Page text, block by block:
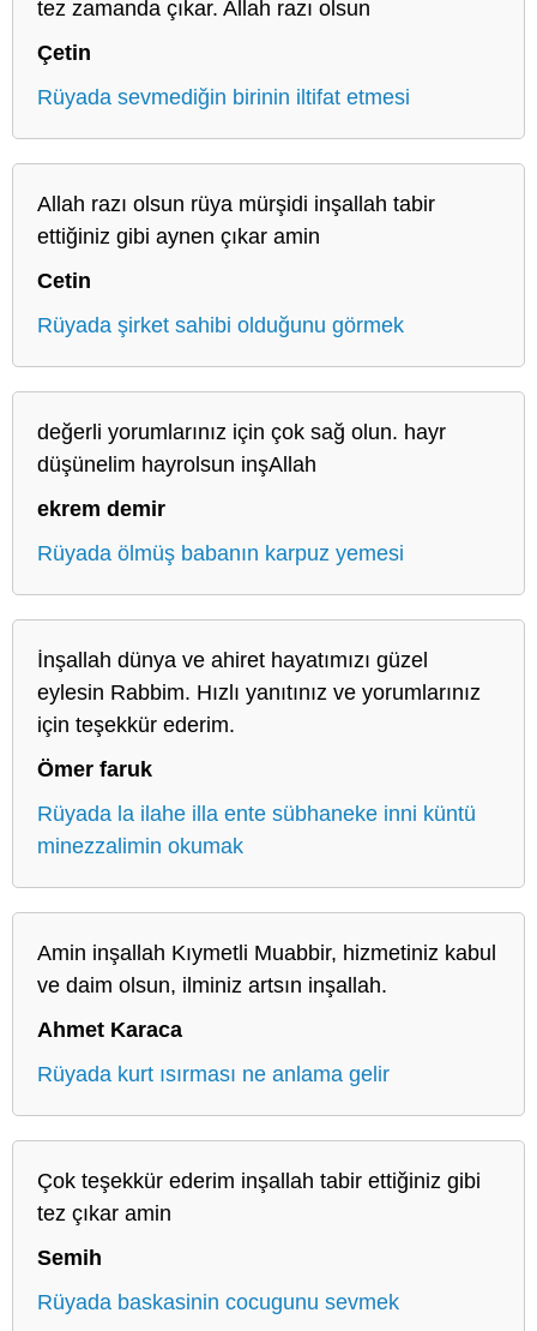
tez zamanda çıkar. Allah razı olsun
Çetin
Rüyada sevmediğin birinin iltifat etmesi
Allah razı olsun rüya mürşidi inşallah tabir
ettiğiniz gibi aynen çıkar amin
Cetin
Rüyada şirket sahibi olduğunu görmek
değerli yorumlarınız için çok sağ olun. hayr
düşünelim hayrolsun inşAllah
ekrem demir
Rüyada ölmüş babanın karpuz yemesi
İnşallah dünya ve ahiret hayatımızı güzel
eylesin Rabbim. Hızlı yanıtınız ve yorumlarınız
için teşekkür ederim.
Ömer faruk
Rüyada la ilahe illa ente sübhaneke inni küntü
minezzalimin okumak
Amin inşallah Kıymetli Muabbir, hizmetiniz kabul
ve daim olsun, ilminiz artsın inşallah.
Ahmet Karaca
Rüyada kurt ısırması ne anlama gelir
Çok teşekkür ederim inşallah tabir ettiğiniz gibi
tez çıkar amin
Semih
Rüyada baskasinin cocugunu sevmek